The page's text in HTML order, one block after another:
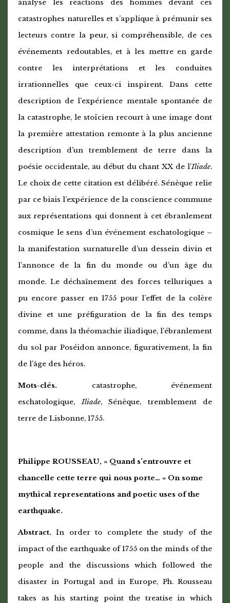
analyse les réactions des hommes devant ces
catastrophes naturelles et s’applique à prémunir ses
lecteurs contre la peur, si compréhensible, de ces
événements redoutables, et à les mettre en garde
contre les interprétations et les conduites
irrationnelles que ceux-ci inspirent. Dans cette
description de l’expérience mentale spontanée de
la catastrophe, le stoïcien recourt à une image dont
la première attestation remonte à la plus ancienne
description d’un tremblement de terre dans la
poésie occidentale, au début du chant XX de l’Iliade.
Le choix de cette citation est délibéré. Sénèque relie
par ce biais l’expérience de la conscience commune
aux représentations qui donnent à cet ébranlement
cosmique le sens d’un événement eschatologique –
la manifestation surnaturelle d’un dessein divin et
l’annonce de la fin du monde ou d’un âge du
monde. Le déchaînement des forces telluriques a
pu encore passer en 1755 pour l’effet de la colère
divine et une préfiguration de la fin des temps
comme, dans la théomachie iliadique, l’ébranlement
du sol par Poséidon annonce, figurativement, la fin
de l’âge des héros.
Mots-clés. catastrophe, événement
eschatologique,Iliade, Sénèque, tremblement de
terre de Lisbonne, 1755.
Philippe ROUSSEAU, « Quand s’entrouvre et
chancelle cette terre qui nous porte… » On some
mythical representations and poetic uses of the
earthquake.
Abstract. In order to complete the study of the
impact of the earthquake of 1755 on the minds of the
people and the discussions which followed the
disaster in Portugal and in Europe, Ph. Rousseau
takes as his starting point the treatise in which